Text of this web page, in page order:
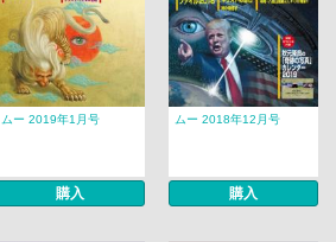
ムー 2019年1月号
購入
ムー 2018年12月号
購入